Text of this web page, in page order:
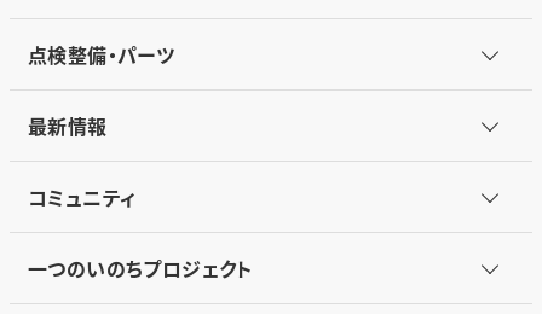
点検整備・パーツ
最新情報
コミュニティ
一つのいのちプロジェクト